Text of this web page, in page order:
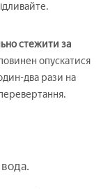
стежити за
опускатися
два рази на